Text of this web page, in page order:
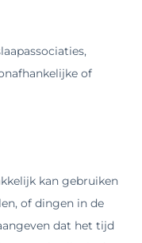
of
kan gebruiken
of dingen in de
dat het tijd